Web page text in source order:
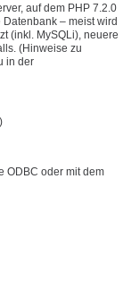
auf dem PHP 7.2.0
– meist wird
(inkl. MySQLi), neuere
(Hinweise zu
in der
ODBC oder mit dem